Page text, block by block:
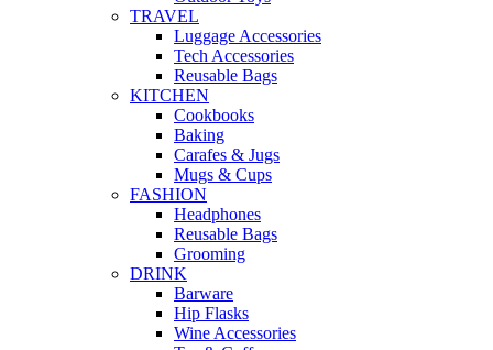
TRAVEL
Luggage Accessories
Tech Accessories
Reusable Bags
KITCHEN
Cookbooks
Baking
Carafes & Jugs
Mugs & Cups
FASHION
Headphones
Reusable Bags
Grooming
DRINK
Barware
Hip Flasks
Wine Accessories